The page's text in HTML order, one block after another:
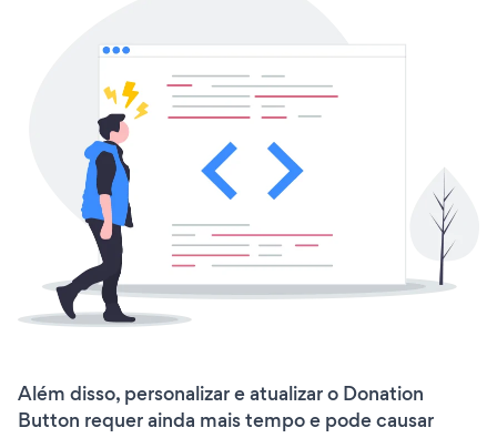
Além disso, personalizar e atualizar o Donation
Button requer ainda mais tempo e pode causar